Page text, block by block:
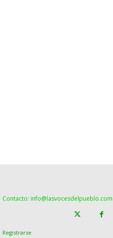
Contacto: info@lasvocesdelpueblo.com
Registrarse